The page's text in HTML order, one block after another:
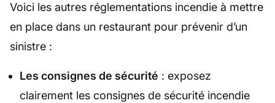
Voici les autres réglementations incendie à mettre
en place dans un restaurant pour prévenir d’un
sinistre :
Les consignes de sécurité : exposez
clairement les consignes de sécurité incendie